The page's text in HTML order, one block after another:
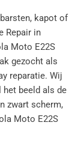
kapot of
Repair in
Moto E22S
gezocht als
reparatie. Wij
het beeld als de
zwart scherm,
Moto E22S